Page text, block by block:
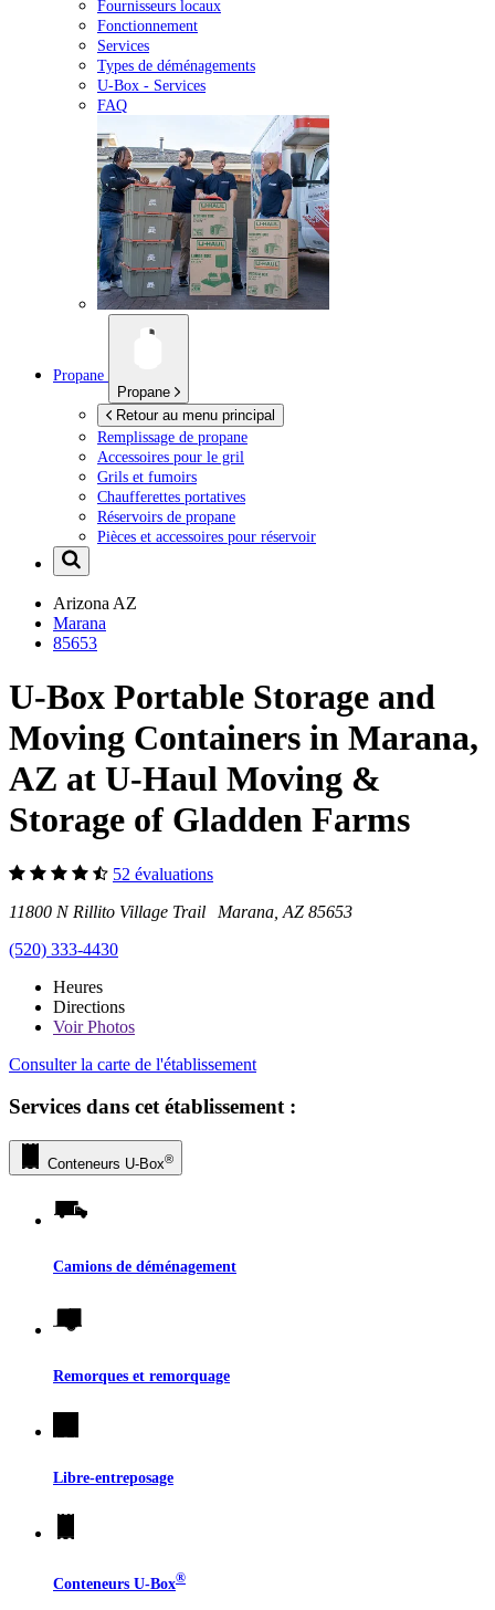
Fournisseurs locaux
Fonctionnement
Services
Types de déménagements
U-Box - Services
FAQ
Propane
Propane
Retour au menu principal
Remplissage de propane
Accessoires pour le gril
Grils et fumoirs
Chaufferettes portatives
Réservoirs de propane
Pièces et accessoires pour réservoir
Arizona AZ
Marana
85653
U-Box Portable Storage and
Moving Containers in Marana,
AZ at U-Haul Moving &
Storage of Gladden Farms
52 évaluations
11800 N Rillito Village Trail Marana, AZ 85653
(520) 333-4430
Heures
Directions
VoirPhotos
Consulter la carte de l'établissement
Services dans cet établissement :
Conteneurs U-Box®
Camions de déménagement
Remorques et remorquage
Libre-entreposage
Conteneurs U-Box®